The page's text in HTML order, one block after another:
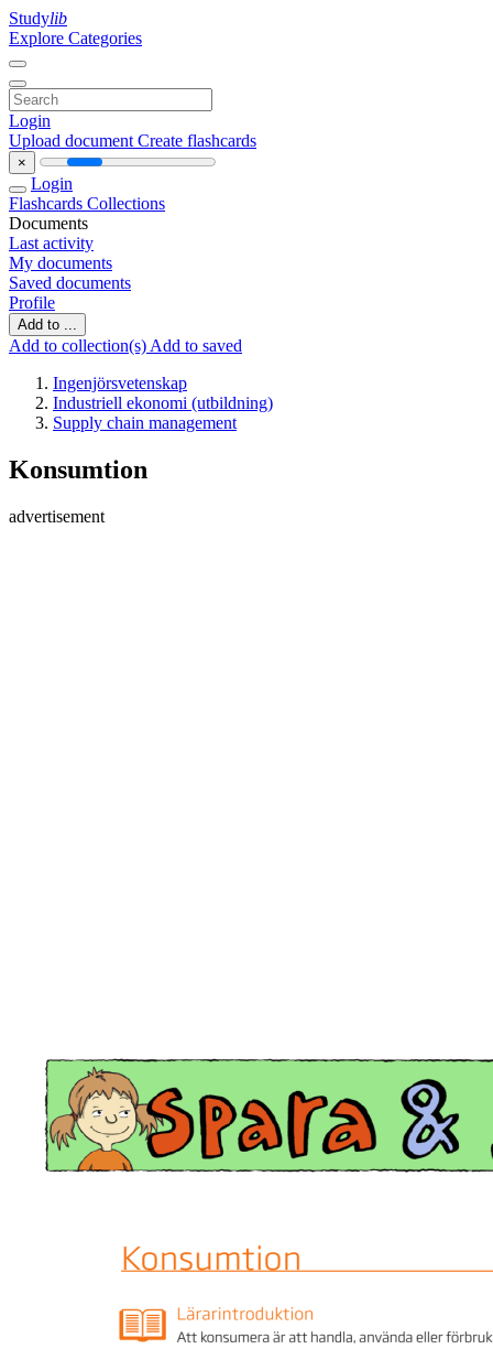
Studylib
Explore Categories
Login
Upload document Create flashcards
×
Login
Flashcards Collections
Documents
Last activity
My documents
Saved documents
Profile
Add to ...
Add to collection(s) Add to saved
Ingenjörsvetenskap
Industriell ekonomi (utbildning)
Supply chain management
Konsumtion
advertisement